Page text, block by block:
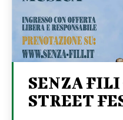
SENZA FILI
STREET